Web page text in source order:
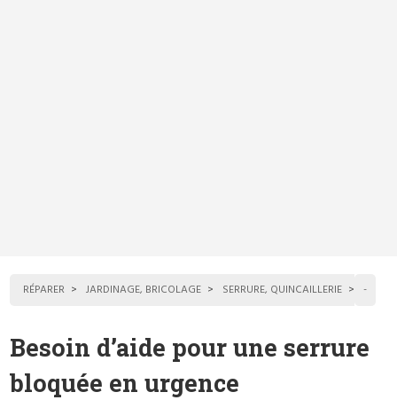
RÉPARER JARDINAGE, BRICOLAGE SERRURE, QUINCAILLERIE -
Besoin d’aide pour une serrure
bloquée en urgence